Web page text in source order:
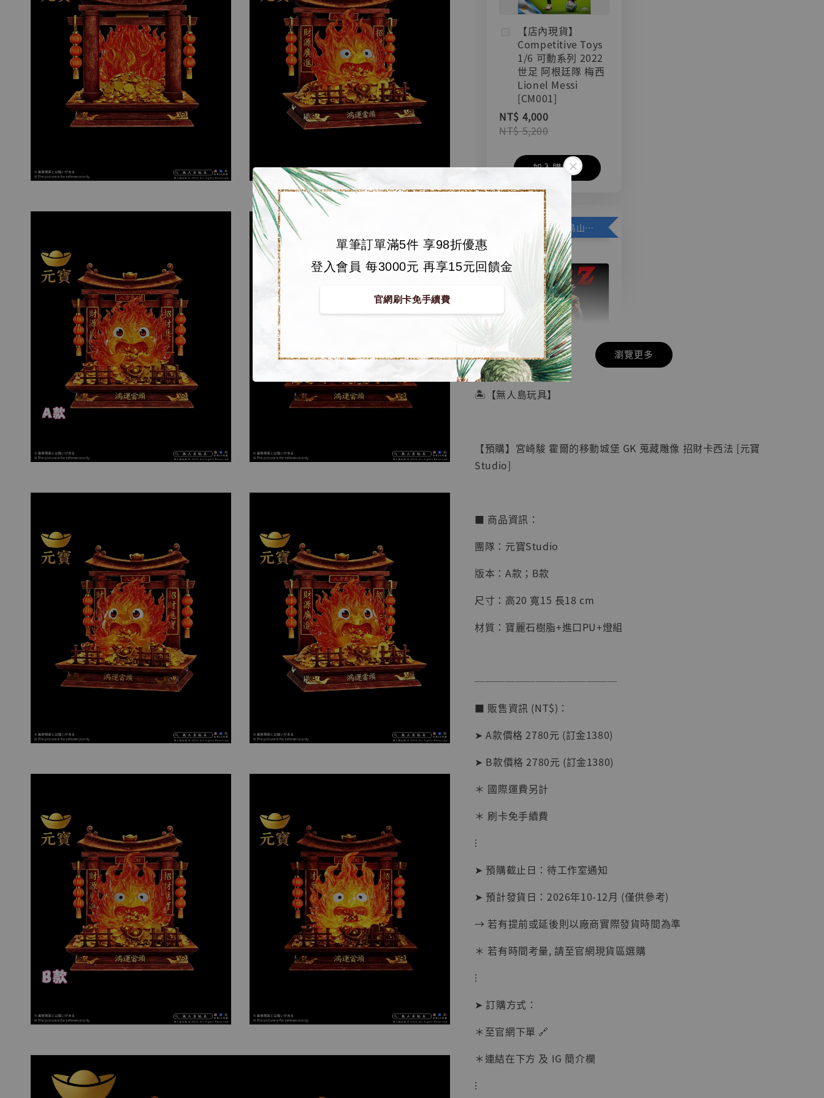
單筆訂單滿5件 享98折優惠
登入會員 每3000元 再享15元回饋金
官網刷卡免手續費
【店內現貨】
Competitive Toys
1/6 可動系列 2022
世足 阿根廷隊 梅西
Lionel Messi
[CM001]
NT$ 4,000
NT$ 5,200
加入購物車
加購優惠【悟空 鳥山明紀念款 [奇蹟工作室]】
【店內現貨】七龍珠
系列蒐藏雕像 悟空
NT$ 4,280
NT$ 5,580
- +
【店內現貨】海賊王
系列蒐藏雕像 布魯
克達摩 [7STARS
Studio]
NT$ 1,500
加購優惠【讓子彈飛 鵝城縣長 張麻子 [BK01]】
【現貨】
瀏覽更多
🏝【無人島玩具】
【預購】宮崎駿 霍爾的移動城堡 GK 蒐藏雕像 招財卡西法 [元寶
Studio]
■ 商品資訊：
團隊：元寶Studio
版本：A款；B款
尺寸：高20 寬15 長18 cm
材質：寶麗石樹脂+進口PU+燈組
──────────────
■ 販售資訊 (NT$)：
➤ A款價格 2780元 (訂金1380)
➤ B款價格 2780元 (訂金1380)
＊ 國際運費另計
＊ 刷卡免手續費
⁝
➤ 預購截止日：待工作室通知
➤ 預計發貨日：2026年10-12月 (僅供參考)
→ 若有提前或延後則以廠商實際發貨時間為準
＊ 若有時間考量, 請至官網現貨區選購
⁝
➤ 訂購方式：
＊至官網下單 🔗
＊連結在下方 及 IG 簡介欄
⁝